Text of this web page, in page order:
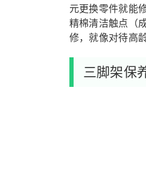
元更换零件就能
精棉清洁触点（
修，就像对待高
三脚架保